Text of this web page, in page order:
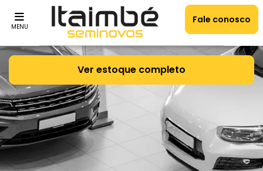
MENU
Fale conosco
Ver estoque completo